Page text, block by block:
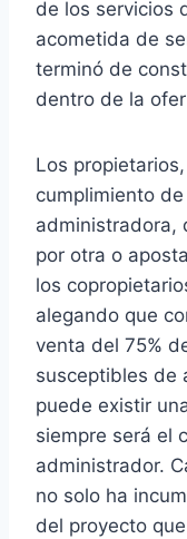
de los servicios
acometida de
terminó de
dentro de la
Los
cumplimiento
administradora,
por otra o
los
alegando que
venta del 75%
susceptibles de
puede existir
siempre será el
administrador.
no solo ha
del proyecto